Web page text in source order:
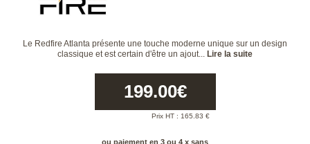
Le Redfire Atlanta présente une touche moderne unique sur un design
classique et est certain d'être un ajout... Lire la suite
199.00€
Prix HT : 165.83 €
ou paiement en 3 ou 4 x sans